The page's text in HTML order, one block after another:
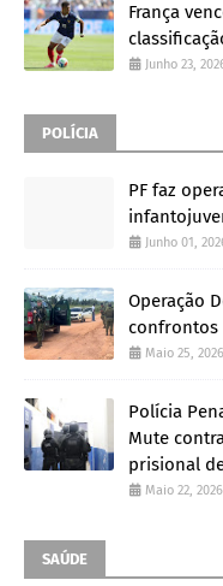
França
Junho 23,
POLÍCIA
PF faz
Junho 01,
Operação
confrontos
Maio 25, 2026
Polícia
Mute
prisional
Maio 22, 2026
SAÚDE